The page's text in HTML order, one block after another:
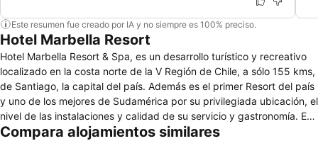
Este resumen fue creado por IA y no siempre es 100% preciso.
Hotel Marbella Resort
Hotel Marbella Resort & Spa, es un desarrollo turístico y recreativo
localizado en la costa norte de la V Región de Chile, a sólo 155 kms,
de Santiago, la capital del país. Además es el primer Resort del país
y uno de los mejores de Sudamérica por su privilegiada ubicación, el
nivel de las instalaciones y calidad de su servicio y gastronomía. En
Marbella nuestro huésped tiene la posibilidad de realizar su
Compara alojamientos similares